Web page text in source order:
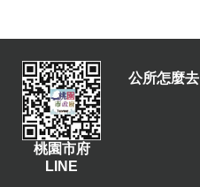
n
g
桃園市府
LINE
公所怎麼去